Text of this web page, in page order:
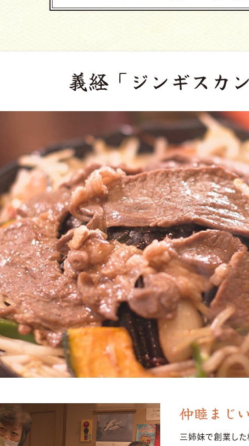
義経 「ジンギスカ
仲睦まじ
三姉妹で創業し